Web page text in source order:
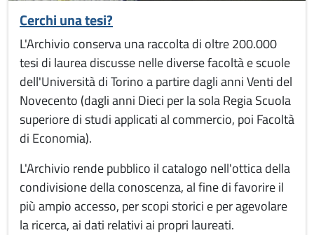
Cerchi una tesi?
L'Archivio conserva una raccolta di oltre 200.000
tesi di laurea discusse nelle diverse facoltà e scuole
dell'Università di Torino a partire dagli anni Venti del
Novecento (dagli anni Dieci per la sola Regia Scuola
superiore di studi applicati al commercio, poi Facoltà
di Economia).
L'Archivio rende pubblico il catalogo nell'ottica della
condivisione della conoscenza, al fine di favorire il
più ampio accesso, per scopi storici e per agevolare
la ricerca, ai dati relativi ai propri laureati.